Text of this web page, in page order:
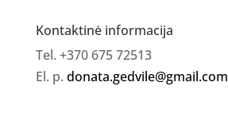
Kontaktinė informacija
Tel. +370 675 72513
El. p. donata.gedvile@gmail.com